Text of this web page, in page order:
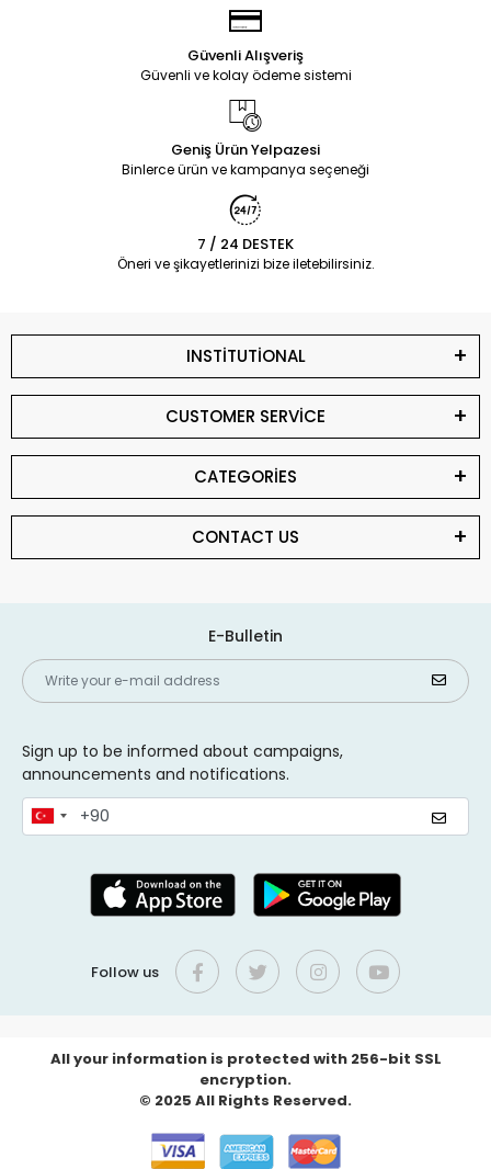
Güvenli Alışveriş
Güvenli ve kolay ödeme sistemi
Geniş Ürün Yelpazesi
Binlerce ürün ve kampanya seçeneği
7 / 24 DESTEK
Öneri ve şikayetlerinizi bize iletebilirsiniz.
INSTİTUTİONAL
CUSTOMER SERVİCE
CATEGORİES
CONTACT US
E-Bulletin
Sign up to be informed about campaigns,
announcements and notifications.
Follow us
All your information is protected with 256-bit SSL
encryption.
© 2025 All Rights Reserved.